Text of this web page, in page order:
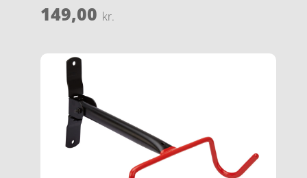
149,00 kr.